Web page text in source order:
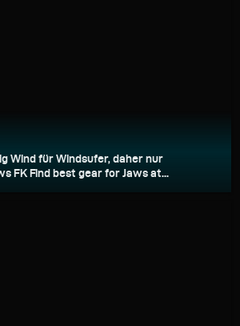
Wind für Windsufer, daher nur
FK Find best gear for Jaws at...